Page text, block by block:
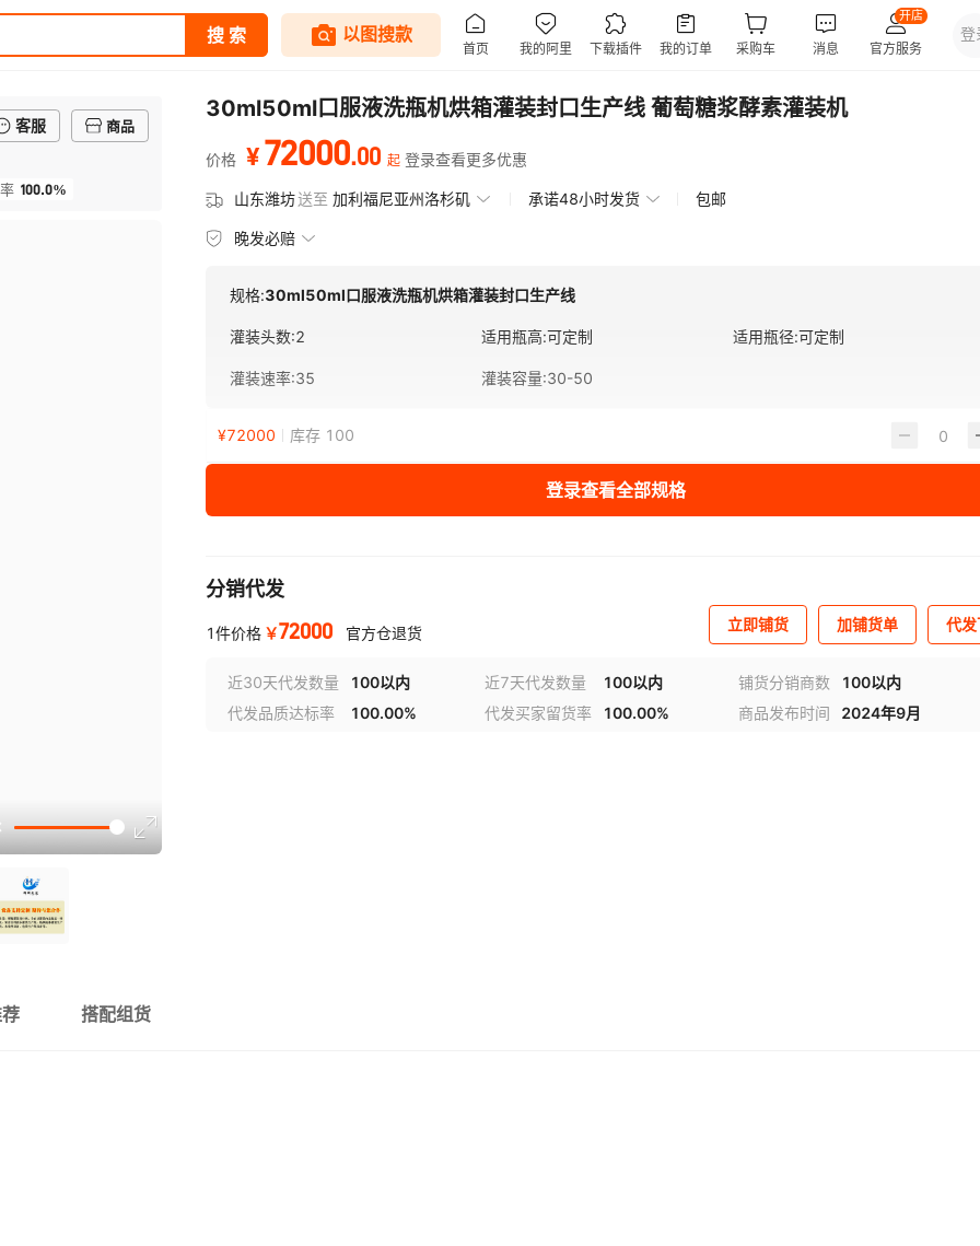
客服 商品
100.0%
30ml50ml口服液洗瓶机烘箱灌装封口生产线 葡萄糖浆酵素灌装机
价格 ¥72000.00 起 登录查看更多优惠
山东潍坊送至 加利福尼亚州洛杉矶 承诺48小时发货 包邮
晚发必赔
规格:30ml50ml口服液洗瓶机烘箱灌装封口生产线
灌装头数:2 适用瓶高:可定制 适用瓶径:可定制
灌装速率:35 灌装容量:30-50
¥72000 库存 100
登录查看全部规格
分销代发
1件价格 ￥72000 官方仓退货 立即铺货 加铺货单 代
近30天代发数量 100以内 近7天代发数量 100以内 铺货分销商数
100以内
代发品质达标率
100.00% 代发买家留货率 100.00% 商品发布时间 2024年9月
搭配组货